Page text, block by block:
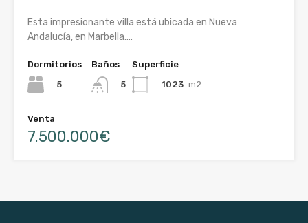
Esta impresionante villa está ubicada en Nueva
Andalucía, en Marbella.…
Dormitorios
5
Baños
5
Superficie
1023 m2
Venta
7.500.000€